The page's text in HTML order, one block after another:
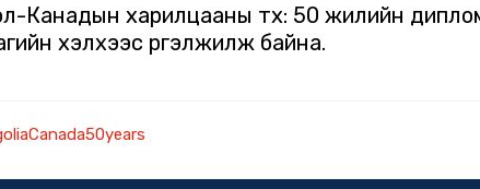
харилцааны түүх: 50 жилийн
хэлхээс үргэлжилж байна.